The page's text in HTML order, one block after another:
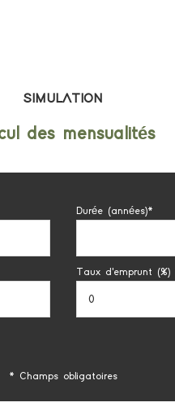
SIMULATION
des mensualités
Durée (années)*
Taux d'emprunt (%)
* Champs obligatoires